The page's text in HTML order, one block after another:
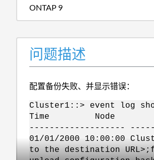
ONTAP 9
问题描述
配置备份失败、并显示错误：
Cluster1::> event log
Time Node
-------------------
01/01/2000 10:00:00
to the destination